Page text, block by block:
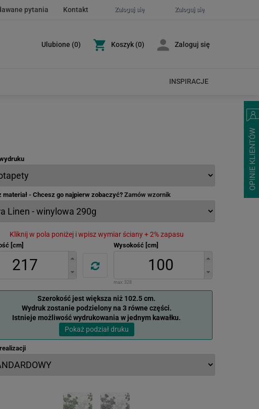
Zaloguj się
Zaloguj się
pytania Kontakt
Ulubione (0) Koszyk (0) Zaloguj się
INSPIRACJE
materiał - Chcesz go najpierw zobaczyć? Zamów wzornik
Kliknij w pola poniżej i wpisz wymiar ściany + 2% zapasu
[cm] Wysokość [cm]
max: 328
Szerokość jest większa niż 102.5 cm.
Wydruk zostanie podzielony na 3 równe części.
Istnieje możliwość wydrukowania w jednym kawałku.
Pokaż podział druku